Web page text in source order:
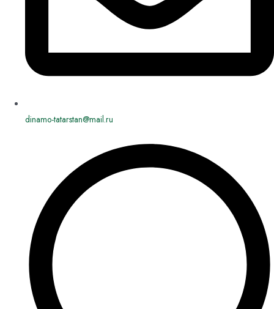
dinamo-tatarstan@mail.ru